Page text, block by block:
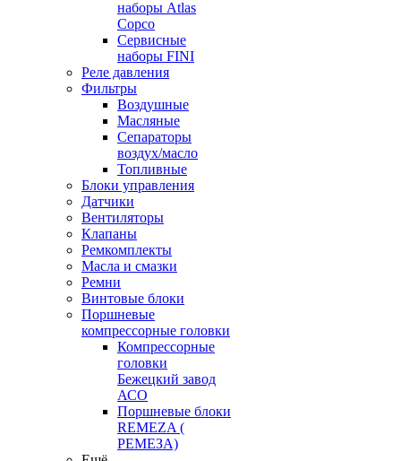
наборы Atlas
Copco
Сервисные
наборы FINI
Реле давления
Фильтры
Воздушные
Масляные
Сепараторы
воздух/масло
Топливные
Блоки управления
Датчики
Вентиляторы
Клапаны
Ремкомплекты
Масла и смазки
Ремни
Винтовые блоки
Поршневые
компрессорные головки
Компрессорные
головки
Бежецкий завод
АСО
Поршневые блоки
REMEZA (
РЕМЕЗА)